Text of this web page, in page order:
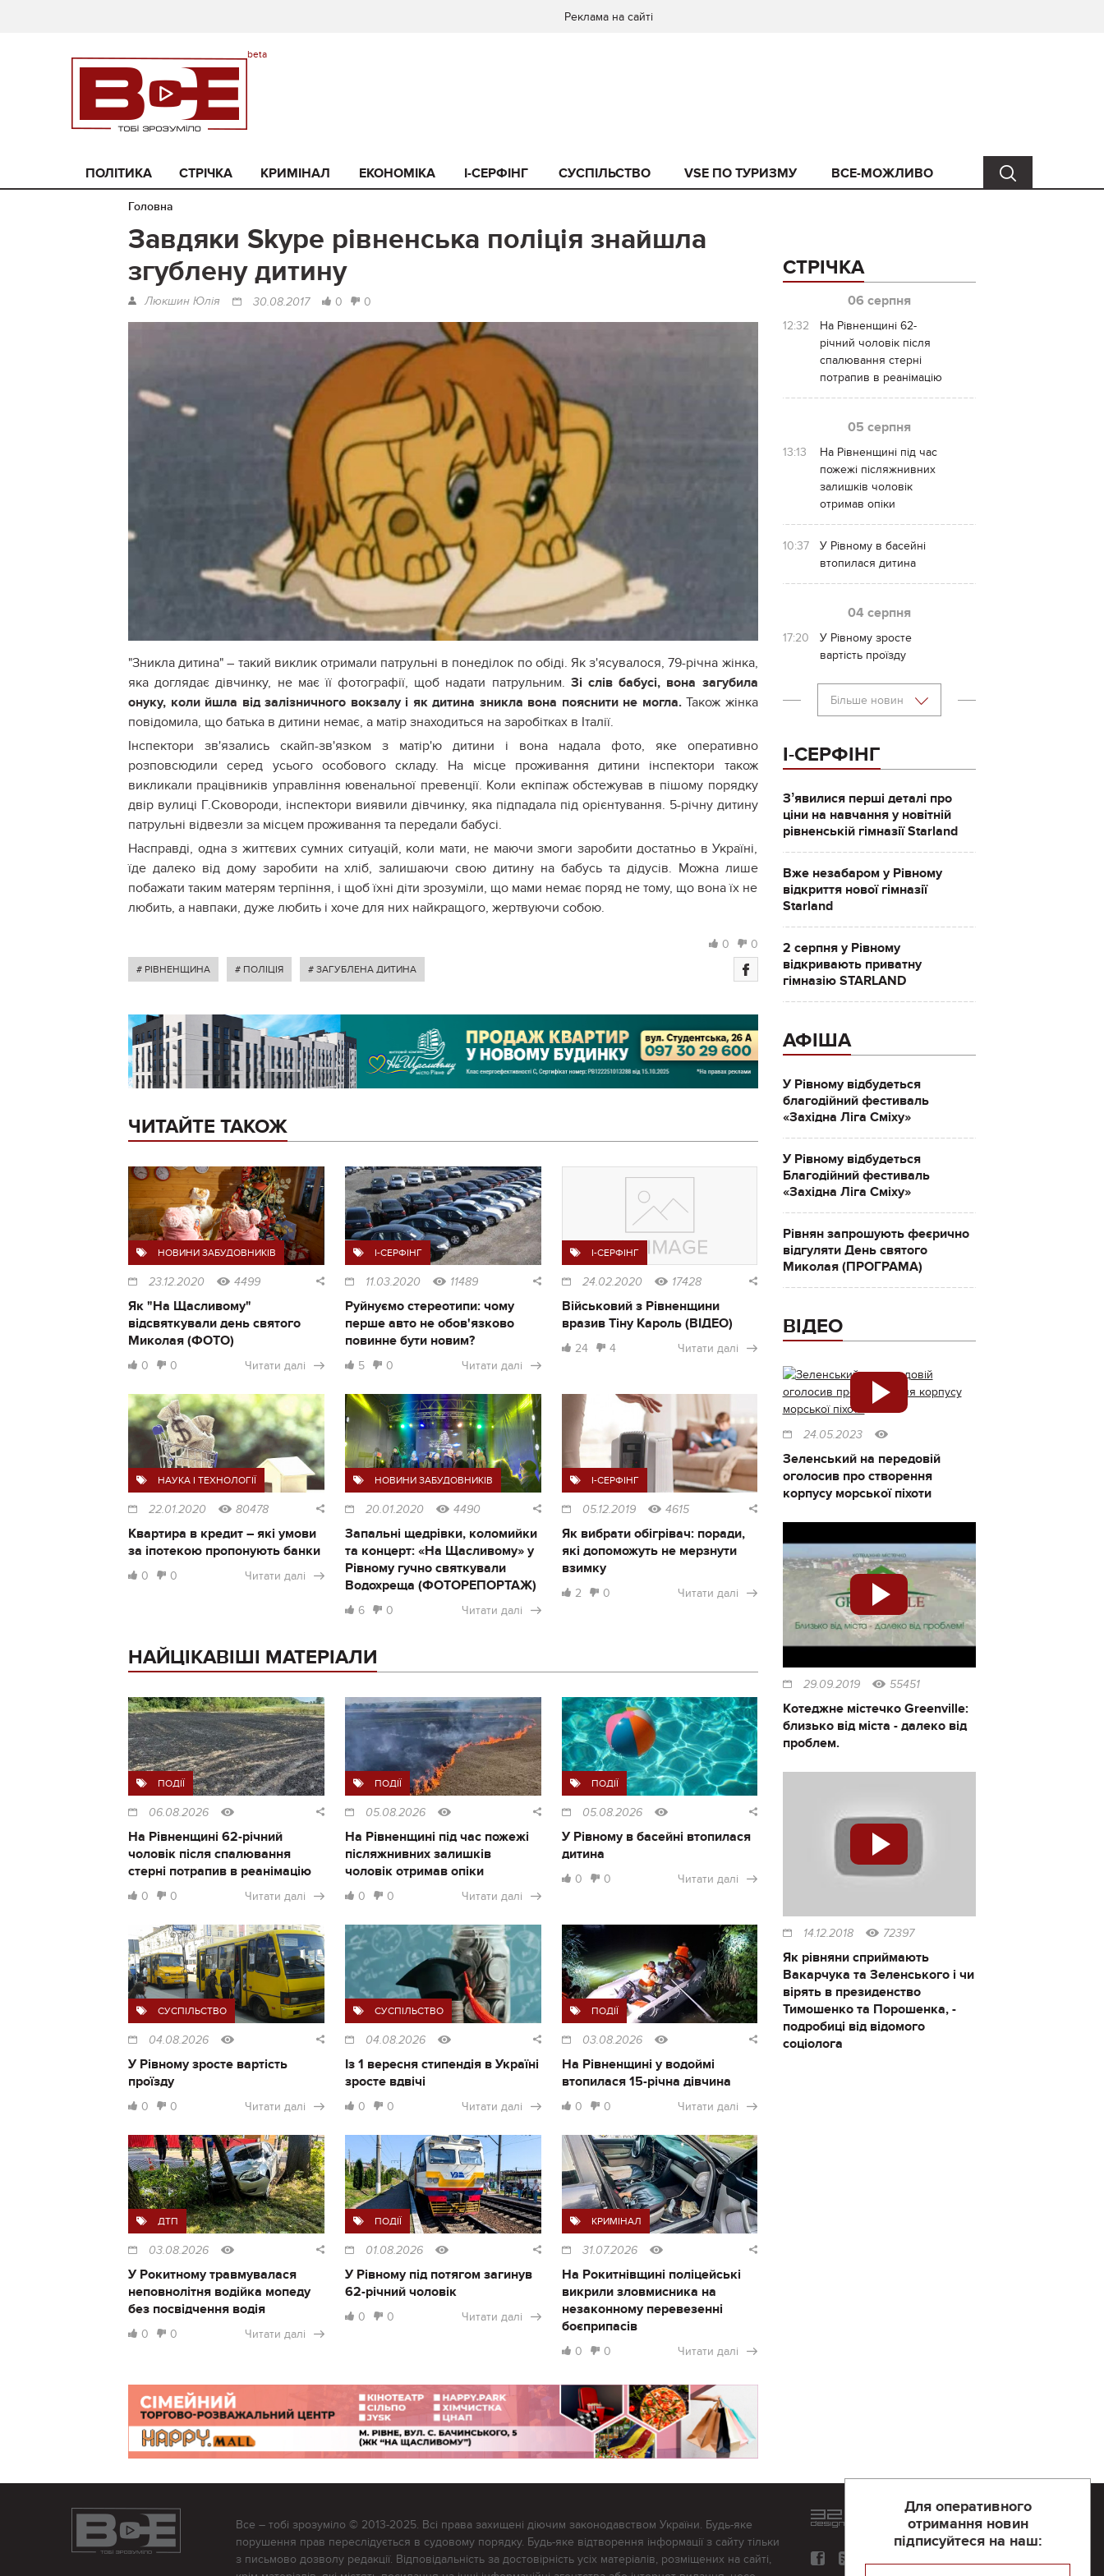
Реклама на сайті
ПОЛІТИКА СТРІЧКА КРИМІНАЛ ЕКОНОМІКА I-СЕРФІНГ СУСПІЛЬСТВО VSE ПО ТУРИЗМУ ВСЕ-МОЖЛИВО
Головна
Завдяки Skype рівненська поліція знайшла
згублену дитину
Люкшин Юлія 30.08.2017 0 0
"Зникла дитина" – такий виклик отримали патрульні в понеділок по обіді. Як з'ясувалося, 79-річна жінка,
яка доглядає дівчинку, не має її фотографії, щоб надати патрульним. Зі слів бабусі, вона загубила
онуку, коли йшла від залізничного вокзалу і як дитина зникла вона пояснити не могла.Також жінка
повідомила, що батька в дитини немає, а матір знаходиться на заробітках в Італії.
Інспектори зв'язались скайп-зв'язком з матір'ю дитини і вона надала фото, яке оперативно
розповсюдили серед усього особового складу. На місце проживання дитини інспектори також
викликали працівників управління ювенальної превенції. Коли екпіпаж обстежував в пішому порядку
двір вулиці Г.Сковороди, інспектори виявили дівчинку, яка підпадала під орієнтування. 5-річну дитину
патрульні відвезли за місцем проживання та передали бабусі.
Насправді, одна з життєвих сумних ситуацій, коли мати, не маючи змоги заробити достатньо в Україні,
їде далеко від дому заробити на хліб, залишаючи свою дитину на бабусь та дідусів. Можна лише
побажати таким матерям терпіння, і щоб їхні діти зрозуміли, що мами немає поряд не тому, що вона їх не
любить, а навпаки, дуже любить і хоче для них найкращого, жертвуючи собою.
0 0
# РІВНЕНЩИНА # ПОЛІЦІЯ # ЗАГУБЛЕНА ДИТИНА
ЧИТАЙТЕ ТАКОЖ
НОВИНИ ЗАБУДОВНИКІВ
23.12.2020 4499
Як "На Щасливому"
відсвяткували день святого
Миколая (ФОТО)
0 0 Читати далі
I-СЕРФІНГ
11.03.2020 11489
Руйнуємо стереотипи: чому
перше авто не обов'язково
повинне бути новим?
5 0 Читати далі
I-СЕРФІНГ
24.02.2020 17428
Військовий з Рівненщини
вразив Тіну Кароль (ВІДЕО)
24 4 Читати далі
НАУКА І ТЕХНОЛОГІЇ
22.01.2020 80478
Квартира в кредит – які умови
за іпотекою пропонують банки
0 0 Читати далі
НОВИНИ ЗАБУДОВНИКІВ
20.01.2020 4490
Запальні щедрівки, коломийки
та концерт: «На Щасливому» у
Рівному гучно святкували
Водохреща (ФОТОРЕПОРТАЖ)
6 0 Читати далі
I-СЕРФІНГ
05.12.2019 4615
Як вибрати обігрівач: поради,
які допоможуть не мерзнути
взимку
2 0 Читати далі
НАЙЦІКАВІШІ МАТЕРІАЛИ
ПОДІЇ
06.08.2026
На Рівненщині 62-річний
чоловік після спалювання
стерні потрапив в реанімацію
0 0 Читати далі
ПОДІЇ
05.08.2026
На Рівненщині під час пожежі
післяжнивних залишків
чоловік отримав опіки
0 0 Читати далі
ПОДІЇ
05.08.2026
У Рівному в басейні втопилася
дитина
0 0 Читати далі
СУСПІЛЬСТВО
04.08.2026
У Рівному зросте вартість
проїзду
0 0 Читати далі
СУСПІЛЬСТВО
04.08.2026
Із 1 вересня стипендія в Україні
зросте вдвічі
0 0 Читати далі
ПОДІЇ
03.08.2026
На Рівненщині у водоймі
втопилася 15-річна дівчина
0 0 Читати далі
ДТП
03.08.2026
У Рокитному травмувалася
неповнолітня водійка мопеду
без посвідчення водія
0 0 Читати далі
ПОДІЇ
01.08.2026
У Рівному під потягом загинув
62-річний чоловік
0 0 Читати далі
КРИМІНАЛ
31.07.2026
На Рокитнівщині поліцейські
викрили зловмисника на
незаконному перевезенні
боєприпасів
0 0 Читати далі
СТРІЧКА
06 серпня
12:32
На Рівненщині 62-
річний чоловік після
спалювання стерні
потрапив в реанімацію
05 серпня
13:13
На Рівненщині під час
пожежі післяжнивних
залишків чоловік
отримав опіки
10:37
У Рівному в басейні
втопилася дитина
04 серпня
17:20
У Рівному зросте
вартість проїзду
Більше новин
І-СЕРФІНГ
Зʼявилися перші деталі про
ціни на навчання у новітній
рівненській гімназії Starland
Вже незабаром у Рівному
відкриття нової гімназії
Starland
2 серпня у Рівному
відкривають приватну
гімназію STARLAND
АФІША
У Рівному відбудеться
благодійний фестиваль
«Західна Ліга Сміху»
У Рівному відбудеться
Благодійний фестиваль
«Західна Ліга Сміху»
Рівнян запрошують феєрично
відгуляти День святого
Миколая (ПРОГРАМА)
ВІДЕО
24.05.2023
Зеленський на передовій
оголосив про створення
корпусу морської піхоти
29.09.2019 55451
Котеджне містечко Greenville:
близько від міста - далеко від
проблем.
14.12.2018 72397
Як рівняни сприймають
Вакарчука та Зеленського і чи
вірять в президенство
Тимошенко та Порошенка, -
подробиці від відомого
соціолога
Для оперативного
отримання новин
підписуйтеся на наш:
Все – тобі зрозуміло © 2013-2025. Всі права захищені діючим законодавством України. Будь-яке
порушення прав переслідується в судовому порядку. Будь-яке відтворення інформації з сайту тільки
з письмово дозволу редакції. Відповідальність за достовірність усіх матеріалів, розміщених на сайті,
Розроблений та підтримується
компанії 32х32